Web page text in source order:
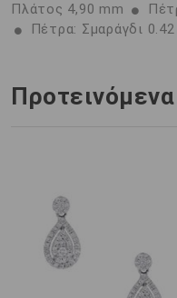
Πλάτος 4,90 mm
Πέτρα: Σμαράγδι